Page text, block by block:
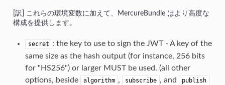
これらの環境変数に加えて、MercureBundle はより高度な
構成を提供します。
secret : the key to use to sign the JWT - A key of the
same size as the hash output (for instance, 256 bits
for "HS256") or larger MUST be used. (all other
options, beside
algorithm , subscribe , and publish